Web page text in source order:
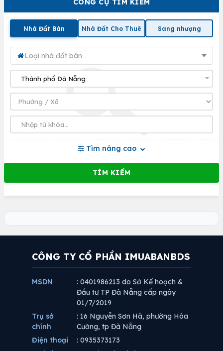
CÔNG CỤ TÌM KIẾM
Nhà Đất Bán Nhà Đất Cho Thuê Sang nhượng
Loại nhà đất bán
Tìm nâng cao
CÔNG TY CỔ PHẦN IMUABANBDS
MSDN
: 0401986213 do Sở Kế hoạch &
Đầu tư TP Đà Nẵng cấp ngày
01/7/2019
Trụ sở
chính
: 16 Nguyễn Sơn Hà, phường Hòa
Cường, tp Đà Nẵng
Điện thoại
: 0935373173